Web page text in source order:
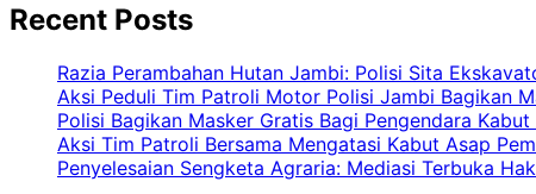
Recent Posts
Razia Perambahan Hutan Jambi: Polisi Sita
Aksi Peduli Tim Patroli Motor Polisi Jambi Bagikan
Polisi Bagikan Masker Gratis Bagi Pengendara
Aksi Tim Patroli Bersama Mengatasi Kabut Asap
Penyelesaian Sengketa Agraria: Mediasi Terbuka